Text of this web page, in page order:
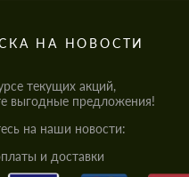
НА НОВОСТИ
текущих акций,
выгодные предложения!
на наши новости:
и доставки